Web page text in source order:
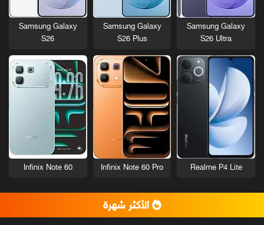
Samsung Galaxy
S26 Ultra
Samsung Galaxy
S26 Plus
Samsung Galaxy
S26
Realme P4 Lite
Infinix Note 60 Pro
Infinix Note 60
الأكثر شهرة